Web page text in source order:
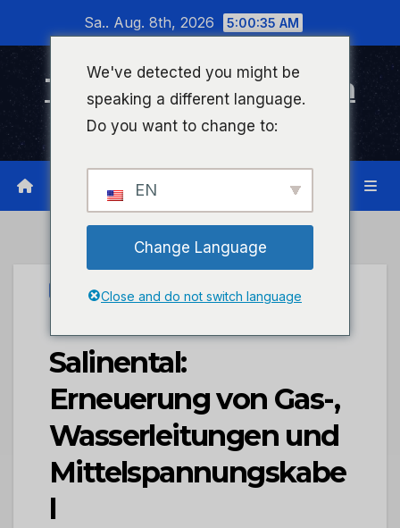
wechseln
Sa.. Aug. 8th, 2026 5:00:35 AM
Timeline Bad Kreuznach
Infonetzwerk für Bad Kreuznach
STADTKREUZNACH
Baustelle im
Salinental:
Erneuerung von Gas-,
Wasserleitungen und
Mittelspannungskabe
l
We've detected you might be
speaking a different language.
Do you want to change to:
EN
Change Language
Close and do not switch language